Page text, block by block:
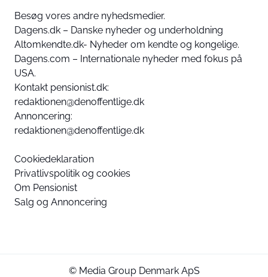
Besøg vores andre nyhedsmedier.
Dagens.dk – Danske nyheder og underholdning
Altomkendte.dk- Nyheder om kendte og kongelige.
Dagens.com – Internationale nyheder med fokus på
USA.
Kontakt pensionist.dk:
redaktionen@denoffentlige.dk
Annoncering:
redaktionen@denoffentlige.dk
Cookiedeklaration
Privatlivspolitik og cookies
Om Pensionist
Salg og Annoncering
© Media Group Denmark ApS